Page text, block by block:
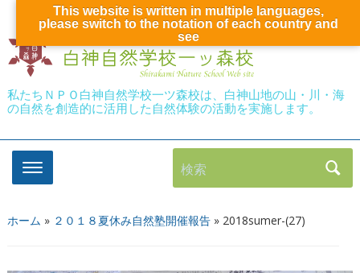
私たちＮＰＯ白神自然学校一ツ森校は、白神山地の山・川・海
の自然を創造的に活用した自然体験の活動を実施します。
検索
ホーム » ２０１８夏休み自然塾開催報告» 2018sumer-(27)
This website is written in multiple languages,
please switch to the notation of each country and
see